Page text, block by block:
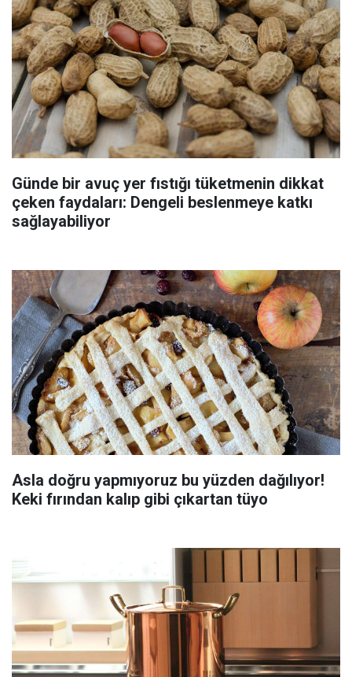
Günde bir avuç yer fıstığı tüketmenin dikkat
çeken faydaları: Dengeli beslenmeye katkı
sağlayabiliyor
Asla doğru yapmıyoruz bu yüzden dağılıyor!
Keki fırından kalıp gibi çıkartan tüyo